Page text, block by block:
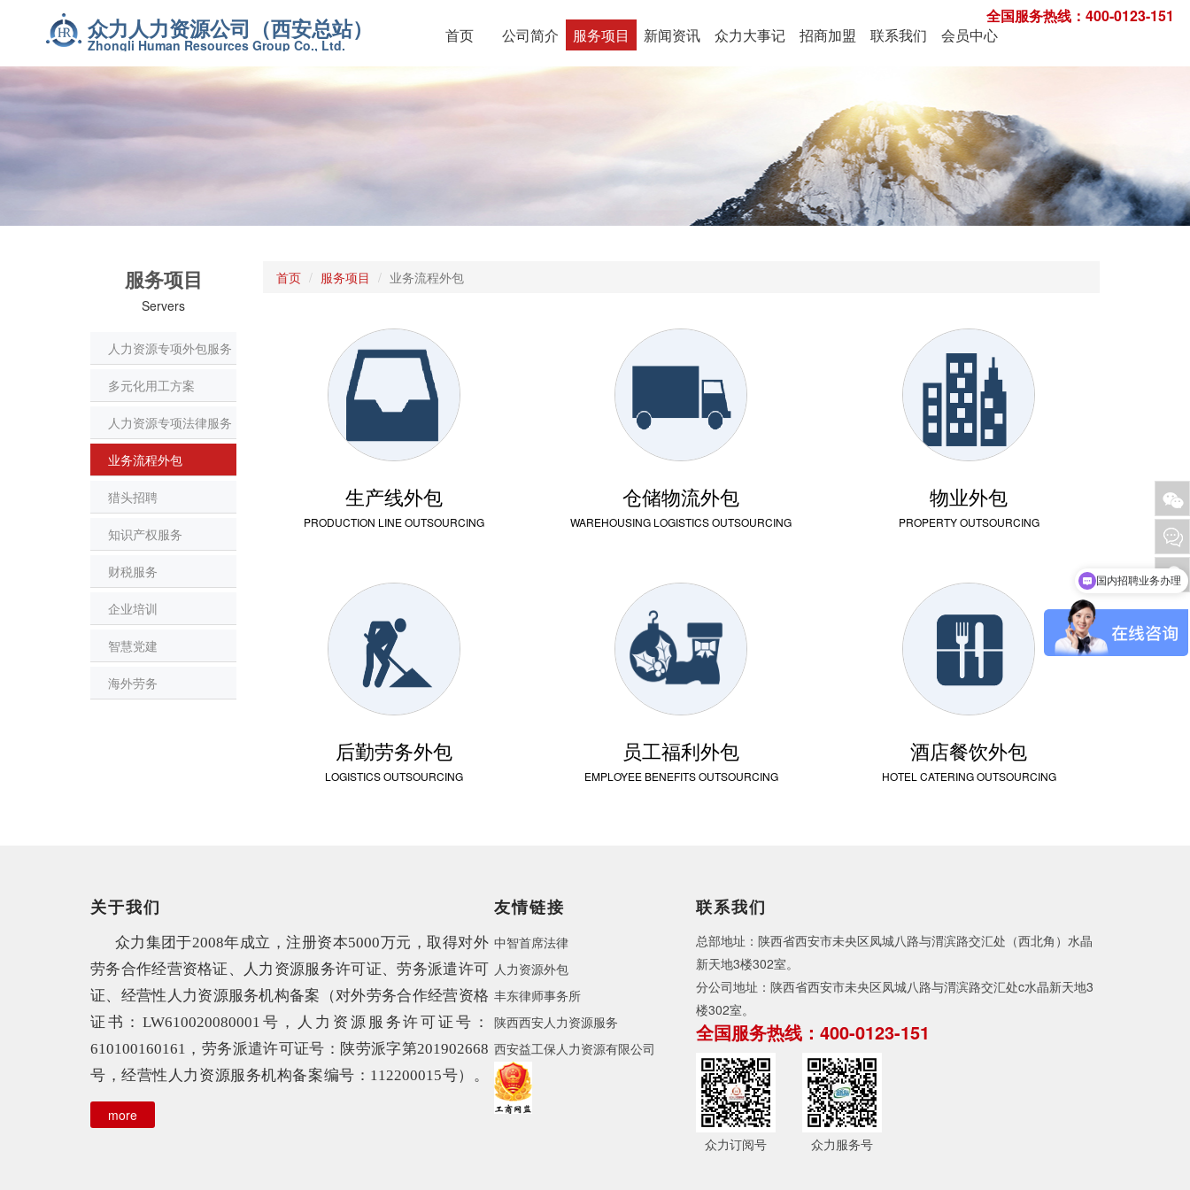
众力人力资源公司（西安总站）
Zhongli Human Resources Group Co., Ltd. 首页 公司简介 服务项目 新闻资讯 众力大事记 招商加盟 联系我们 会员中心
全国服务热线：400-0123-151
服务项目
Servers
人力资源专项外包服务
多元化用工方案
人力资源专项法律服务
业务流程外包
猎头招聘
知识产权服务
财税服务
企业培训
智慧党建
海外劳务
首页 服务项目 业务流程外包
生产线外包
PRODUCTION LINE OUTSOURCING
仓储物流外包
WAREHOUSING LOGISTICS OUTSOURCING
物业外包
PROPERTY OUTSOURCING
后勤劳务外包
LOGISTICS OUTSOURCING
员工福利外包
EMPLOYEE BENEFITS OUTSOURCING
酒店餐饮外包
HOTEL CATERING OUTSOURCING
关于我们
众力集团于2008年成立，注册资本5000万元，取得对外
劳务合作经营资格证、
人力资源服务许可证、劳务派遣许可
证、经营性人力资源服务机构备案（对外劳务合作经营资格
证书：LW610020080001号，
人力资源服务许可证号：
610100160161，劳务派遣许可证号：陕劳派字第201902668
号，经营性人力资源服务机构备案编号：112200015号）。
集团公司为西安市人力资源行业协会理事单位，自成立以来
始终致力于为企业提供一站式人力资源解决方案。
more
友情链接
中智首席法律
人力资源外包
丰东律师事务所
陕西西安人力资源服务
西安益工保人力资源有限公司
联系我们
总部地址：陕西省西安市未央区凤城八路与渭滨路交汇处（西北角）水晶
新天地3楼302室。
分公司地址：陕西省西安市未央区凤城八路与渭滨路交汇处c水晶新天地3
楼302室。
全国服务热线：400-0123-151
众力订阅号 众力服务号
国内招聘业务办理